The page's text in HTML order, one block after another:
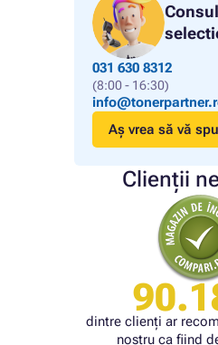
031 630 8312
(8:00 - 16:30)
Aș vrea să vă
Clienții
dintre clienți ar
nostru ca fiind